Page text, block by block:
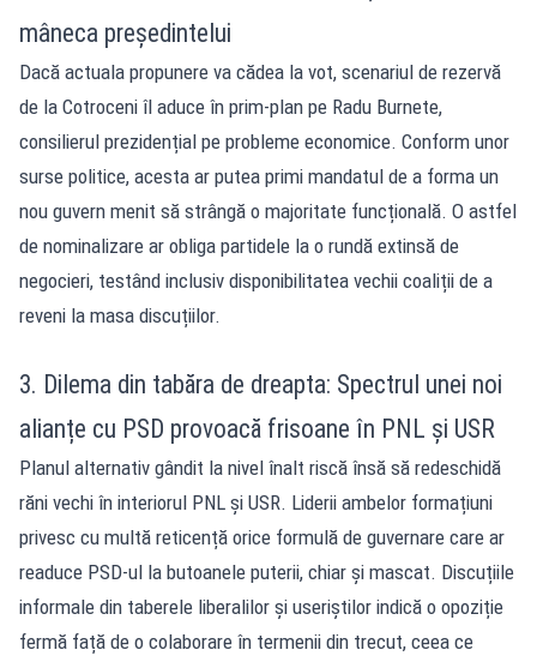
mâneca președintelui
Dacă actuala propunere va cădea la vot, scenariul de rezervă
de la Cotroceni îl aduce în prim-plan pe Radu Burnete,
consilierul prezidențial pe probleme economice. Conform unor
surse politice, acesta ar putea primi mandatul de a forma un
nou guvern menit să strângă o majoritate funcțională. O astfel
de nominalizare ar obliga partidele la o rundă extinsă de
negocieri, testând inclusiv disponibilitatea vechii coaliții de a
reveni la masa discuțiilor.
3. Dilema din tabăra de dreapta: Spectrul unei noi
alianțe cu PSD provoacă frisoane în PNL și USR
Planul alternativ gândit la nivel înalt riscă însă să redeschidă
răni vechi în interiorul PNL și USR. Liderii ambelor formațiuni
privesc cu multă reticență orice formulă de guvernare care ar
readuce PSD-ul la butoanele puterii, chiar și mascat. Discuțiile
informale din taberele liberalilor și useriștilor indică o opoziție
fermă față de o colaborare în termenii din trecut, ceea ce